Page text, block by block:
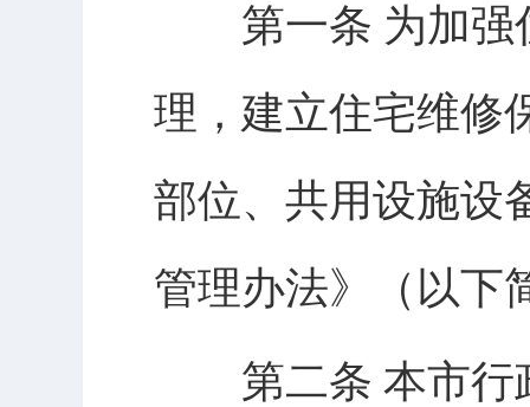
第一条 为加强
理，建立住宅维修
部位、共用设施设
管理办法》（以下
第二条 本市行